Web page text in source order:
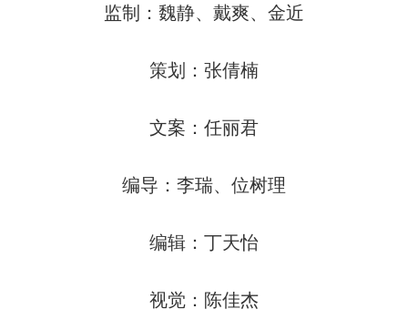
监制：魏静、戴爽、金近
策划：张倩楠
文案：任丽君
编导：李瑞、位树理
编辑：丁天怡
视觉：陈佳杰